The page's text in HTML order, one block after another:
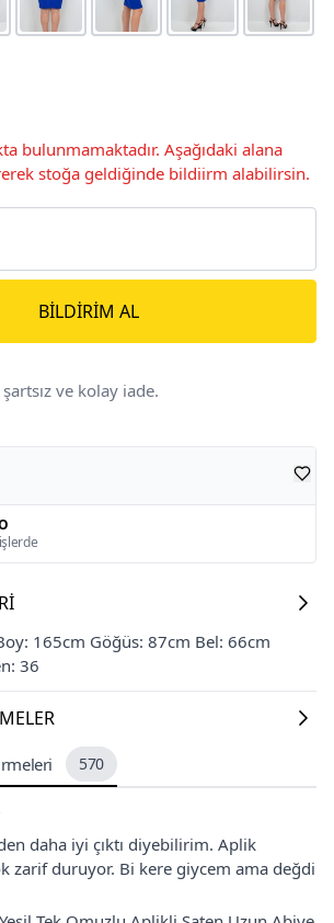
bulunmamaktadır. Aşağıdaki alana
stoğa geldiğinde bildiirm alabilirsin.
BILDIRIM AL
ve kolay iade.
165cm Göğüs: 87cm Bel: 66cm
36
570
daha iyi çıktı diyebilirim. Aplik
zarif duruyor. Bi kere giycem ama değdi